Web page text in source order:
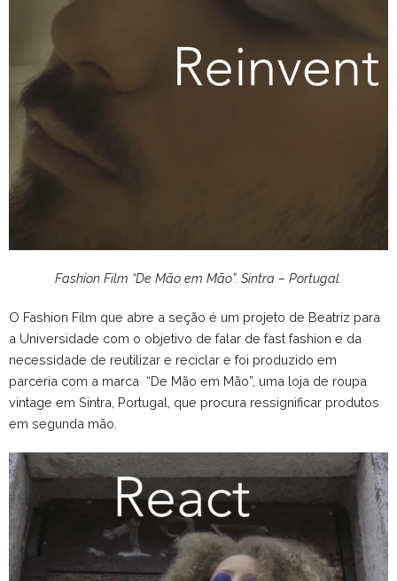
Fashion Film “De Mão em Mão”. Sintra – Portugal.
O Fashion Film que abre a seção é um projeto de Beatriz para
a Universidade com o objetivo de falar de fast fashion e da
necessidade de reutilizar e reciclar e foi produzido em
parceria com a marca “De Mão em Mão”, uma loja de roupa
vintage em Sintra, Portugal, que procura ressignificar produtos
em segunda mão.